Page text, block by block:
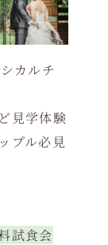
カルチ
見学体験
プル必見
試食会